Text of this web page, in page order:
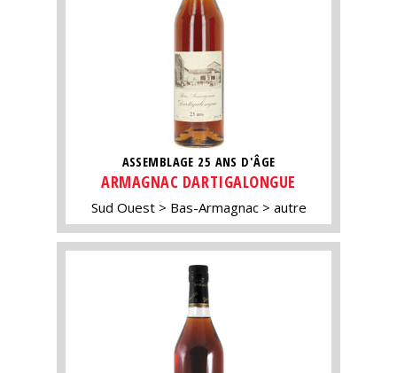
ASSEMBLAGE 25 ANS D'ÂGE
ARMAGNAC DARTIGALONGUE
Sud Ouest Bas-Armagnac autre